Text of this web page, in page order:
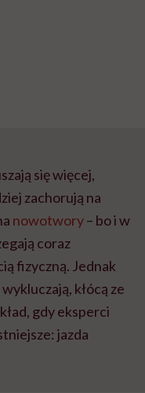
się więcej,
zachorują na
nowotwory– bo i w
coraz
fizyczną. Jednak
kłócą ze
gdy eksperci
jazda